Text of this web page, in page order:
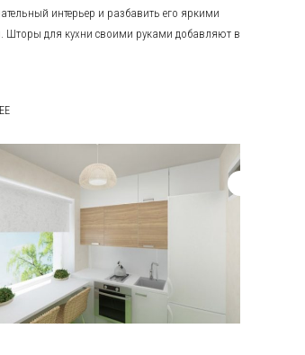
интерьер и разбавить его яркими
Шторы для кухни своими руками добавляют в